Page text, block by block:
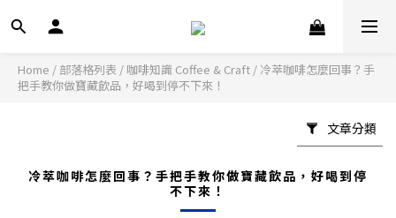
Home / 部落格列表 / 咖啡知識 Coffee & Craft / 冷萃咖啡怎麼回事？手
把手教你做寶藏飲品，好喝到停不下來！
文章分類
冷萃咖啡怎麼回事？手把手教你做寶藏飲品，好喝到停
不下來！